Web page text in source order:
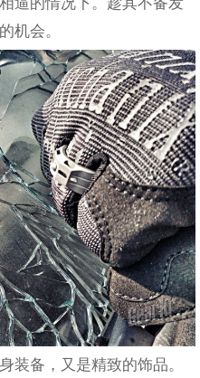
机会。
装备，又是精致的饰品。